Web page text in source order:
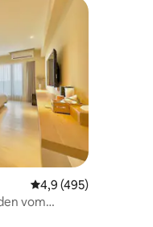
230 Bewertungen
Durchschnittliche
4,9 (495)
vom